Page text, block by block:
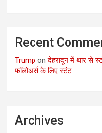
Recent
Trump onदेहरादून में थार से
फॉलोअर्स के लिए स्टंट
Archives